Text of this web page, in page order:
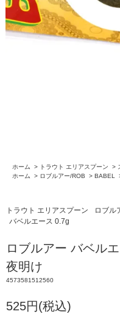
ホーム > トラウト エリアスプーン >
ホーム
> ロブルアー/ROB > BABEL
トラウト エリアスプーン ロブル
バベルエース 0.7g
ロブルアー バベル
夜明け
4573581512560
525円(税込)